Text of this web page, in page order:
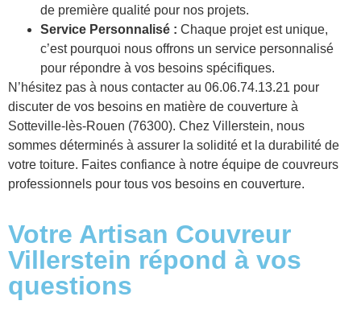
de première qualité pour nos projets.
Service Personnalisé : Chaque projet est unique,
c’est pourquoi nous offrons un service personnalisé
pour répondre à vos besoins spécifiques.
N’hésitez pas à nous contacter au 06.06.74.13.21 pour
discuter de vos besoins en matière de couverture à
Sotteville-lès-Rouen (76300). Chez Villerstein, nous
sommes déterminés à assurer la solidité et la durabilité de
votre toiture. Faites confiance à notre équipe de couvreurs
professionnels pour tous vos besoins en couverture.
Votre Artisan Couvreur
Villerstein répond à vos
questions